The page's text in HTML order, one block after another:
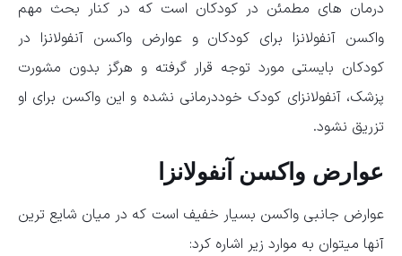
درمان های مطمئن در کودکان است که در کنار بحث مهم
واکسن آنفولانزا برای کودکان و عوارض واکسن آنفولانزا در
کودکان بایستی مورد توجه قرار گرفته و هرگز بدون مشورت
پزشک، آنفولانزای کودک خوددرمانی نشده و این واکسن برای او
تزریق نشود.
عوارض واکسن آنفولانزا
عوارض جانبی واکسن بسیار خفیف است که در میان شایع ترین
آنها میتوان به موارد زیر اشاره کرد: